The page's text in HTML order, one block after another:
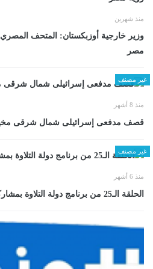
منذ شهرين
وزير خارجية أوزبكستان: المتحف
مصر
غير مصنف
منذ 8 أشهر
قصف مدفعى إسرائيلى شمال شرقى
غير مصنف
منذ 6 أشهر
الحلقة الـ25 من برنامج دولة التلاوة بمشاركة كبار القراء.. بث مباشر